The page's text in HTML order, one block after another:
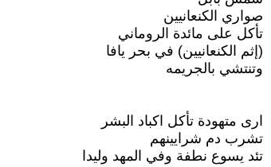
صواري الكنعانيين
تأكل على مائدة الروماني
(إثم الكنعانيين) في بحر يافا
وتنتشي بالجريمه
ارى متهودة تأكل اكباد البشر
تشرب دم شرايينهم
تئد يسوع نطفة وفي المهد وليدا